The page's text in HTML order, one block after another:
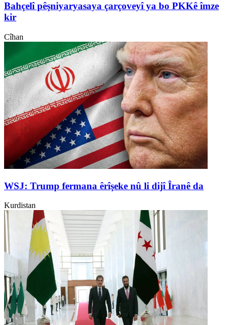
Bahçelî pêşniyaryasaya çarçoveyî ya bo PKKê îmze
kir
Cîhan
WSJ: Trump fermana êrîşeke nû li dijî Îranê da
Kurdistan